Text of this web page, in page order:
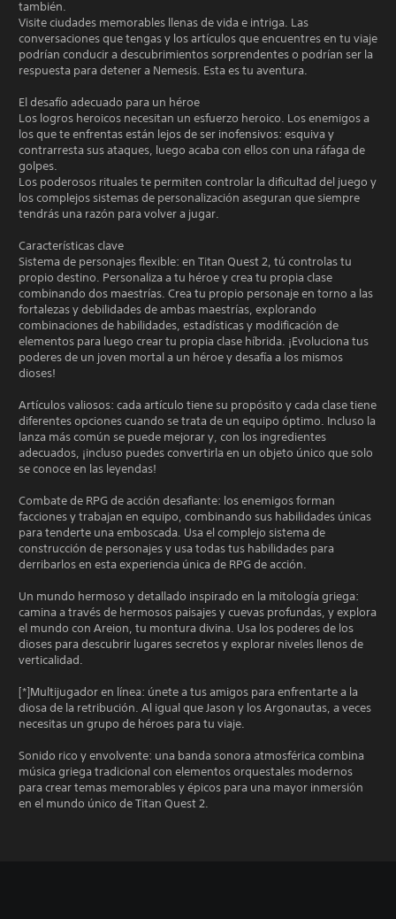
también.
Visite ciudades memorables llenas de vida e intriga. Las
conversaciones que tengas y los artículos que encuentres en tu viaje
podrían conducir a descubrimientos sorprendentes o podrían ser la
respuesta para detener a Nemesis. Esta es tu aventura.
El desafío adecuado para un héroe
Los logros heroicos necesitan un esfuerzo heroico. Los enemigos a
los que te enfrentas están lejos de ser inofensivos: esquiva y
contrarresta sus ataques, luego acaba con ellos con una ráfaga de
golpes.
Los poderosos rituales te permiten controlar la dificultad del juego y
los complejos sistemas de personalización aseguran que siempre
tendrás una razón para volver a jugar.
Características clave
Sistema de personajes flexible: en Titan Quest 2, tú controlas tu
propio destino. Personaliza a tu héroe y crea tu propia clase
combinando dos maestrías. Crea tu propio personaje en torno a las
fortalezas y debilidades de ambas maestrías, explorando
combinaciones de habilidades, estadísticas y modificación de
elementos para luego crear tu propia clase híbrida. ¡Evoluciona tus
poderes de un joven mortal a un héroe y desafía a los mismos
dioses!
Artículos valiosos: cada artículo tiene su propósito y cada clase tiene
diferentes opciones cuando se trata de un equipo óptimo. Incluso la
lanza más común se puede mejorar y, con los ingredientes
adecuados, ¡incluso puedes convertirla en un objeto único que solo
se conoce en las leyendas!
Combate de RPG de acción desafiante: los enemigos forman
facciones y trabajan en equipo, combinando sus habilidades únicas
para tenderte una emboscada. Usa el complejo sistema de
construcción de personajes y usa todas tus habilidades para
derribarlos en esta experiencia única de RPG de acción.
Un mundo hermoso y detallado inspirado en la mitología griega:
camina a través de hermosos paisajes y cuevas profundas, y explora
el mundo con Areion, tu montura divina. Usa los poderes de los
dioses para descubrir lugares secretos y explorar niveles llenos de
verticalidad.
[*]Multijugador en línea: únete a tus amigos para enfrentarte a la
diosa de la retribución. Al igual que Jason y los Argonautas, a veces
necesitas un grupo de héroes para tu viaje.
Sonido rico y envolvente: una banda sonora atmosférica combina
música griega tradicional con elementos orquestales modernos
para crear temas memorables y épicos para una mayor inmersión
en el mundo único de Titan Quest 2.